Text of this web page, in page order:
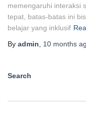
memengaruhi interaksi
tepat, batas-batas ini
belajar yang inklusif
By admin 10 months
Search